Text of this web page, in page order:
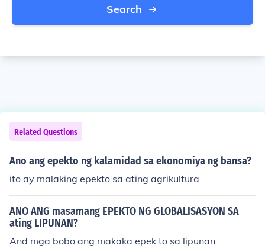
Search
Related Questions
Ano ang epekto ng kalamidad sa ekonomiya ng bansa?
ito ay malaking epekto sa ating agrikultura
ANO ANG masamang EPEKTO NG GLOBALISASYON SA
ating LIPUNAN?
And mga bobo ang makaka epek to sa lipunan